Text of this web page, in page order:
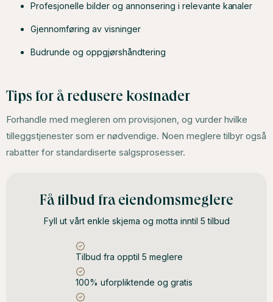
Profesjonelle bilder og annonsering i relevante kanaler
Gjennomføring av visninger
Budrunde og oppgjørshåndtering
Tips for å redusere kostnader
Forhandle med megleren om provisjonen, og vurder hvilke
tilleggstjenester som er nødvendige. Noen meglere tilbyr også
rabatter for standardiserte salgsprosesser.
Få tilbud fra eiendomsmeglere
Fyll ut vårt enkle skjema og motta inntil 5 tilbud
Tilbud fra opptil 5 meglere
100% uforpliktende og gratis